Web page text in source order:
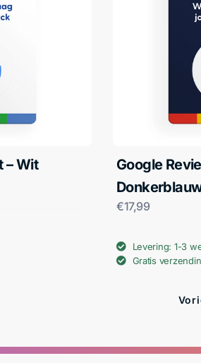
– Wit
Google
€17,99
Levering: 1-3
Gratis